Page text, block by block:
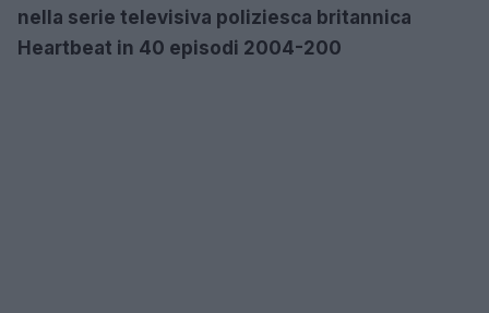
nella serie televisiva poliziesca britannica
Heartbeat in 40 episodi 2004-200